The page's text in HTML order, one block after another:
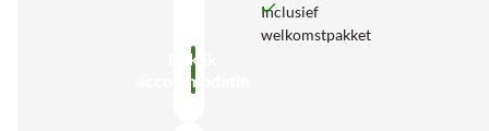
Inclusief
welkomstpakket
Bekijk
accommodatie